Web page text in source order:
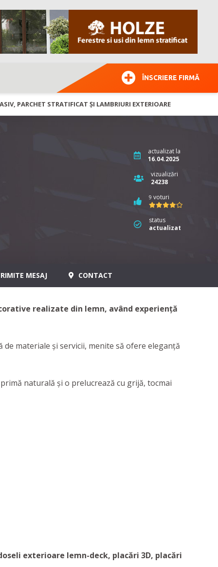
ÎNSCRIERE FIRMĂ
PARCHET STRATIFICAT ȘI LAMBRIURI EXTERIOARE
actualizat la
16.04.2025
vizualizări
24238
9 voturi
status
actualizat
MESAJ CONTACT
realizate din lemn, având experienţă
materiale și servicii, menite să ofere eleganță
naturală şi o prelucrează cu grijă, tocmai
exterioare lemn-deck, placări 3D, placări